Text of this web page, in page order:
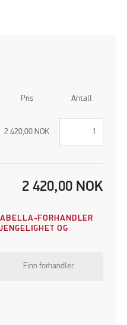
Pris Antall
2 420,00 NOK
2 420,00 NOK
FORHANDLER
OG
Finn forhandler